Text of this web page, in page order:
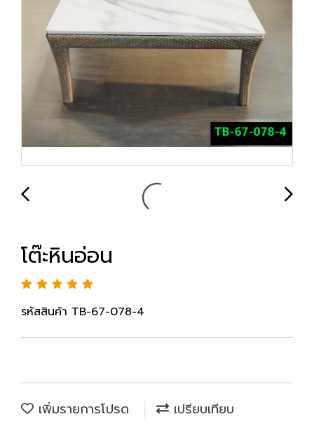
โต๊ะหินอ่อน
รหัสสินค้า TB-67-078-4
เพิ่มรายการโปรด เปรียบเทียบ